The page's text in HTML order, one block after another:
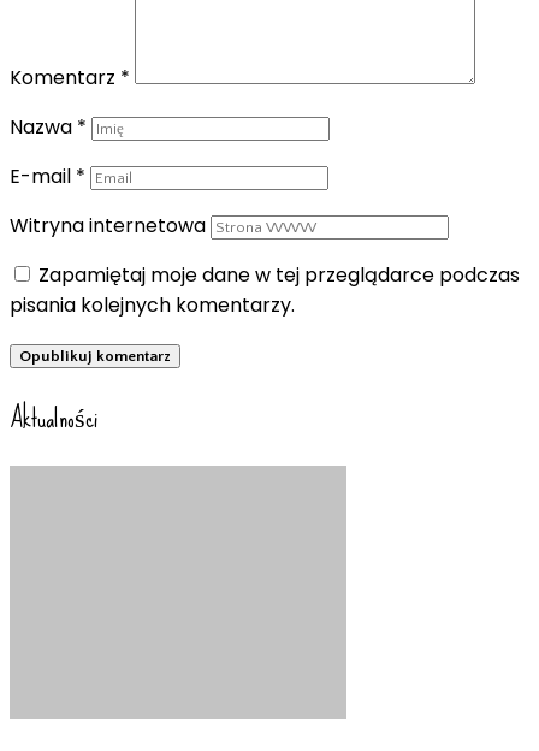
Komentarz *
Nazwa *
E-mail *
Witryna internetowa
Zapamiętaj moje dane w tej przeglądarce podczas
pisania kolejnych komentarzy.
Aktualności